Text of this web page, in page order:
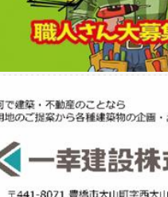
法人大森クラブ,豊橋東部中